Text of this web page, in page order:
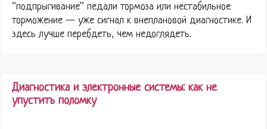
“подпрыгивание” педали тормоза или нестабильное
торможение — уже сигнал к внеплановой диагностике. И
здесь лучше перебдеть, чем недоглядеть.
Диагностика и электронные системы: как не
упустить поломку